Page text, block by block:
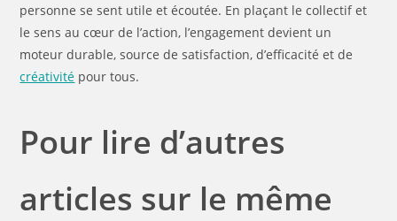
personne se sent utile et écoutée. En plaçant le collectif et
le sens au cœur de l’action, l’engagement devient un
moteur durable, source de satisfaction, d’efficacité et de
créativité pour tous.
Pour lire d’autres
articles sur le même